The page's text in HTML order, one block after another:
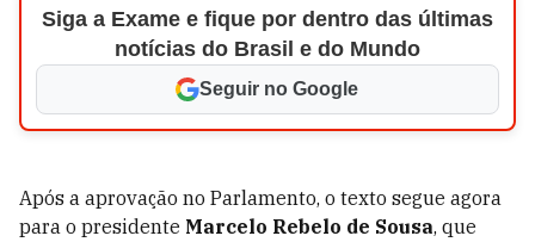
Siga a Exame e fique por dentro das últimas
notícias do Brasil e do Mundo
Seguir no Google
Após a aprovação no Parlamento, o texto segue agora
para o presidente Marcelo Rebelo de Sousa, que